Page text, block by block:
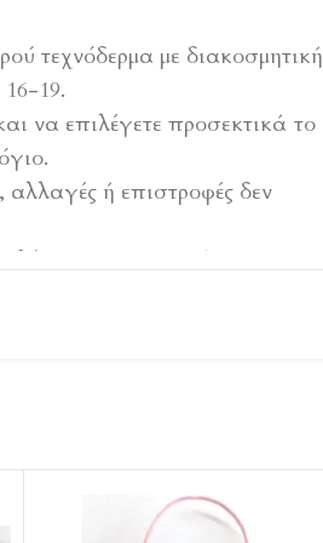
τεχνόδερμα με διακοσμητική
19.
να επιλέγετε προσεκτικά το
αλλαγές ή επιστροφές δεν
του αγοραστή